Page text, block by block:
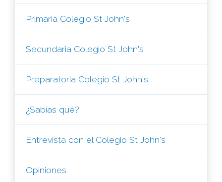
Primaria Colegio St John's
Secundaria Colegio St John's
Preparatoria Colegio St John's
¿Sabías qué?
Entrevista con el Colegio St John's
Opiniones